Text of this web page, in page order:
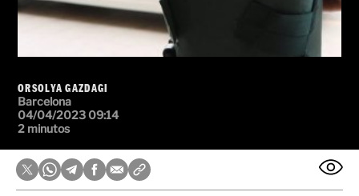
ORSOLYA GAZDAGI
Barcelona
04/04/2023 09:14
2 minutos